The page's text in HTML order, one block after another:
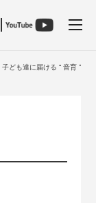
子ども達に届ける “ 音育 ”